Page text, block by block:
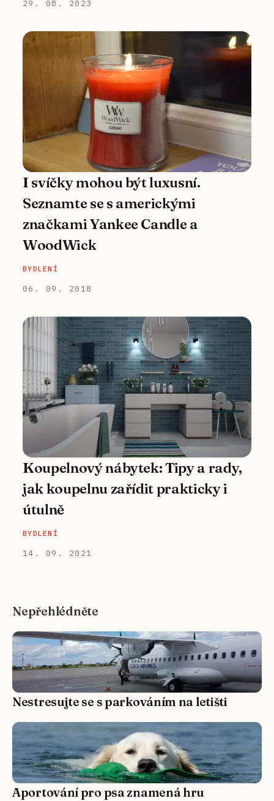
29. 08. 2023
I svíčky mohou být luxusní.
Seznamte se s americkými
značkami Yankee Candle a
WoodWick
BYDLENÍ
06. 09. 2018
Koupelnový nábytek: Tipy a rady,
jak koupelnu zařídit prakticky i
útulně
BYDLENÍ
14. 09. 2021
Nepřehlédněte
Nestresujte se s parkováním na letišti
Aportování pro psa znamená hru